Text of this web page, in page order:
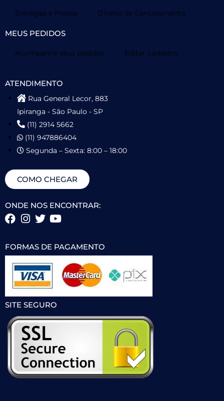
Entregas e Prazos Direito de Cancelamento
MEUS PEDIDOS
Acompanhe seus pedidos Editar cadastro
ATENDIMENTO
Rua General Lecor, 883
Ipiranga - São Paulo - SP
(11) 2914 5662
(11) 947886404
Segunda – Sexta: 8:00 – 18:00
COMO CHEGAR
ONDE NOS ENCONTRAR:
FORMAS DE PAGAMENTO
SITE SEGURO